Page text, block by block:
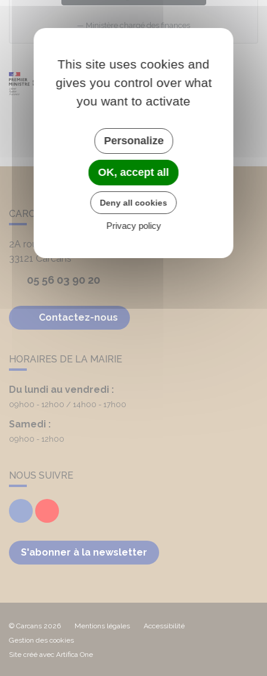
Ministère chargé des finances
CARCANS
2A route d'Hourtin
33121 Carcans
05 56 03 90 20
Contactez-nous
HORAIRES DE LA MAIRIE
Du lundi au vendredi :
09h00 - 12h00 14h00 - 17h00
Samedi :
09h00 - 12h00
NOUS SUIVRE
FacebookYoutube
S'abonner à la newsletter
© Carcans 2026 Mentions légales
Accessibilité
Gestion des cookies
Site créé avec Artifica One
This site uses cookies and
gives you control over what
you want to activate
Personalize
OK, accept all
Deny all cookies
Privacy policy